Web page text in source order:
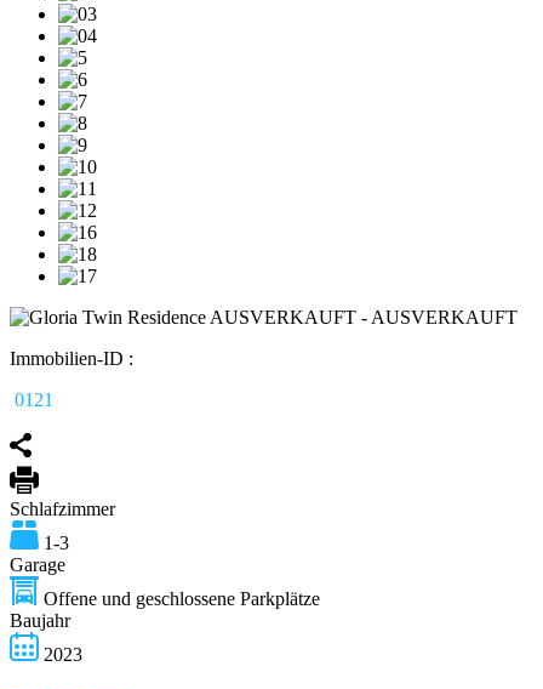
Immobilien-ID :
0121
Schlafzimmer
1-3
Garage
Offene und geschlossene Parkplätze
Baujahr
2023